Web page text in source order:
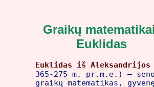
Graikų
Euklidas
Euklidas iš Aleksandrijos
365-275 m. pr.m.e.) –
graikų matematikas,